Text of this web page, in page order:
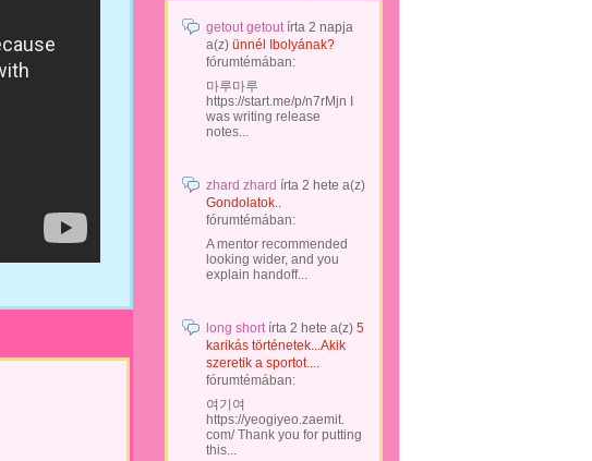
getout getoutírta 2 napja
a(z) ünnél Ibolyának?
fórumtémában:
마루마루
https://start.me/p/n7rMjn I
was writing release
notes...
zhard zhard írta 2 hete a(z)
Gondolatok..
fórumtémában:
A mentor recommended
looking wider, and you
explain handoff...
long shortírta 2 hete a(z) 5
karikás történetek...Akik
szeretik a sportot....
fórumtémában:
여기여
https://yeogiyeo.zaemit.
com/ Thank you for putting
this...